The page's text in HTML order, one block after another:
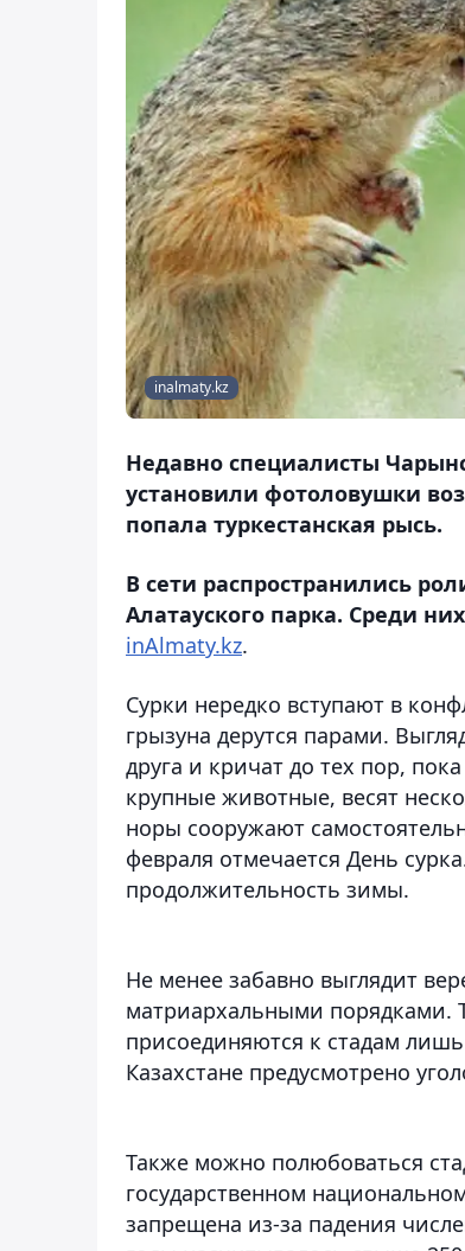
inalmaty.kz
Недавно специалисты
установили фотоловушки
попала туркестанская рысь.
В сети распространились
Алатауского парка. Среди
inAlmaty.kz.
Сурки нередко вступают в
грызуна дерутся парами.
друга и кричат до тех пор,
крупные животные, весят
норы сооружают
февраля отмечается День
продолжительность зимы.
Не менее забавно выглядит
матриархальными порядками.
присоединяются к стадам
Казахстане предусмотрено
Также можно полюбоваться
государственном
запрещена из-за падения